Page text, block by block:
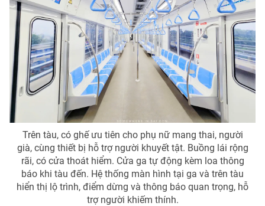
Trên tàu, có ghế ưu tiên cho phụ nữ mang thai, người
già, cùng thiết bị hỗ trợ người khuyết tật. Buồng lái rộng
rãi, có cửa thoát hiểm. Cửa ga tự động kèm loa thông
báo khi tàu đến. Hệ thống màn hình tại ga và trên tàu
hiển thị lộ trình, điểm dừng và thông báo quan trọng, hỗ
trợ người khiếm thính.